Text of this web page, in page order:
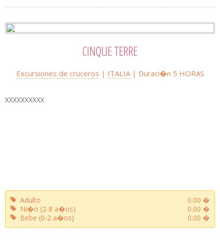
CINQUE TERRE
Excursiones de cruceros | ITALIA| Duraci�n 5 HORAS
XXXXXXXXXX
Adulto
0.00 �
Ni�o (2-8 a�os)
0.00 �
Bebe (0-2 a�os)
0.00 �